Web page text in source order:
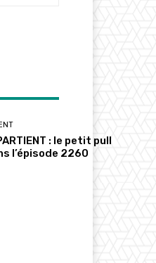
: le petit pull
l’épisode 2260